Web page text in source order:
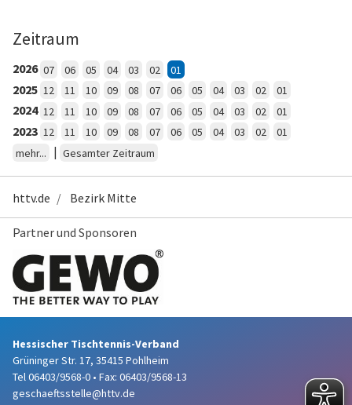
Zeitraum
2026 07 06 05 04 03 02 01
2025 12 11 10 09 08 07 06 05 04 03 02 01
2024 12 11 10 09 08 07 06 05 04 03 02 01
2023 12 11 10 09 08 07 06 05 04 03 02
01
mehr...
| Gesamter Zeitraum
httv.de Bezirk Mitte
Partner und Sponsoren
Hessischer Tischtennis-Verband
Grüninger Str. 17, 35415 Pohlheim
Tel 06403/9568-0 • Fax: 06403/9568-13
geschaeftsstelle@httv.de